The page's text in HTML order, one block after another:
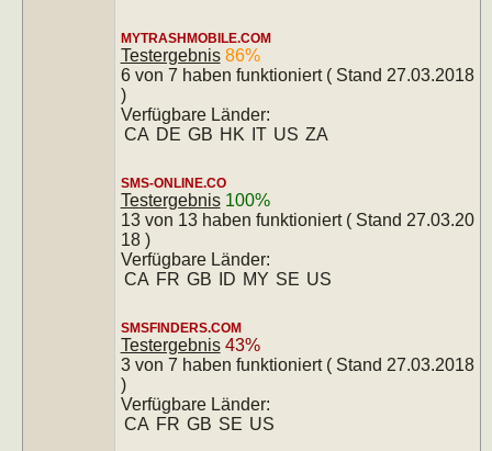
MYTRASHMOBILE.COM
Testergebnis 86%
6 von 7 haben funktioniert ( Stand 27.03.2018
)
Verfügbare Länder:
CA DE GB HK IT US ZA
SMS-ONLINE.CO
Testergebnis 100%
13 von 13 haben funktioniert ( Stand 27.03.20
18 )
Verfügbare Länder:
CA FR GB ID MY SE US
SMSFINDERS.COM
Testergebnis 43%
3 von 7 haben funktioniert ( Stand 27.03.2018
)
Verfügbare Länder:
CA FR GB SE US